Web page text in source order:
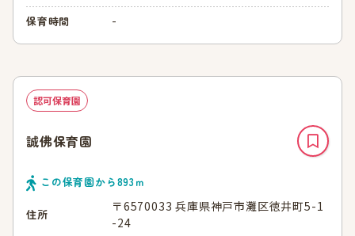
保育時間 -
認可保育園
誠佛保育園
この保育園から893ｍ
住所
〒6570033 兵庫県神戸市灘区徳井町5-1
-24